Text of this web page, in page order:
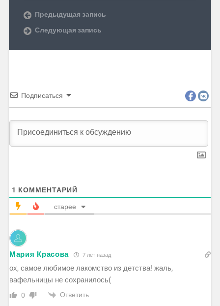
Предыдущая запись
Следующая запись
Подписаться
1 КОММЕНТАРИЙ
старее
Мария Красова 7 лет назад
ох, самое любимое лакомство из детства! жаль,
вафельницы не сохранилось(
0 Ответить